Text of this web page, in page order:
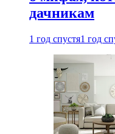
дачникам
1 год спустя1 год